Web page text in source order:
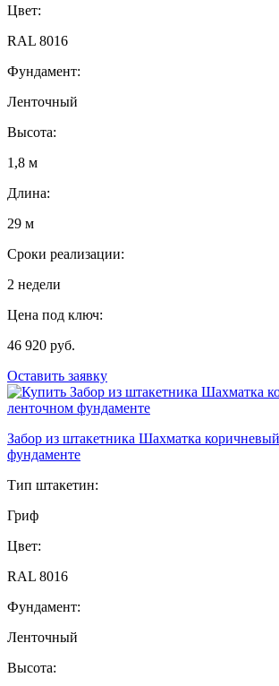
Цвет:
RAL 8016
Фундамент:
Ленточный
Высота:
1,8 м
Длина:
29 м
Сроки реализации:
2 недели
Цена под ключ:
46 920 руб.
Оставить заявку
Забор из штакетника Шахматка
фундаменте
Тип штакетин:
Гриф
Цвет:
RAL 8016
Фундамент:
Ленточный
Высота: